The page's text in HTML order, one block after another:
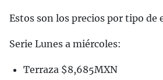
Estos son los precios por tipo de
Serie Lunes a miércoles:
Terraza $8,685MXN